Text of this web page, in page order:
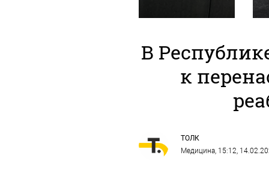
В
к
ТОЛК
Медицина, 15:12,